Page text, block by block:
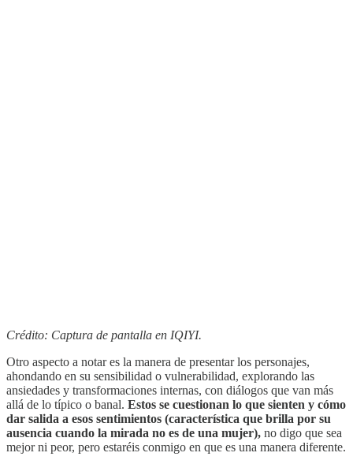
Crédito: Captura de pantalla en IQIYI.
Otro aspecto a notar es la manera de presentar los personajes,
ahondando en su sensibilidad o vulnerabilidad, explorando las
ansiedades y transformaciones internas, con diálogos que van más
allá de lo típico o banal. Estos se cuestionan lo que sienten y cómo
dar salida a esos sentimientos (característica que brilla por su
ausencia cuando la mirada no es de una mujer), no digo que sea
mejor ni peor, pero estaréis conmigo en que es una manera diferente.